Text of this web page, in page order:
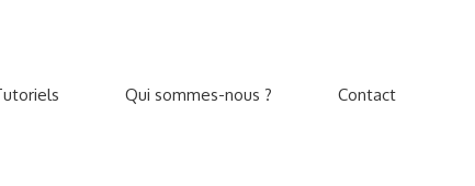
Qui sommes-nous ? Contact